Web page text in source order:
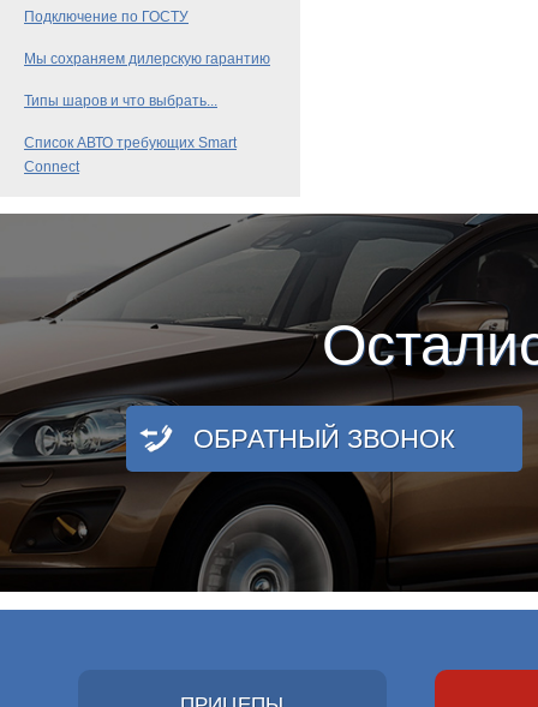
Подключение по ГОСТУ
Мы сохраняем дилерскую гарантию
Типы шаров и что выбрать...
Список АВТО требующих Smart
Connect
ОБРАТНЫЙ ЗВОНОК